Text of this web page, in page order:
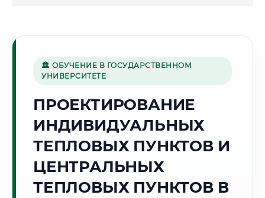
🌄
Г. ОШ
Точное местное время:
14:24:11
2026 г.
🏛 ОБУЧЕНИЕ В ГОСУДАРСТВЕННОМ
УНИВЕРСИТЕТЕ
ПРОЕКТИРОВАНИЕ
ИНДИВИДУАЛЬНЫХ
ТЕПЛОВЫХ ПУНКТОВ И
ЦЕНТРАЛЬНЫХ
ТЕПЛОВЫХ ПУНКТОВ В